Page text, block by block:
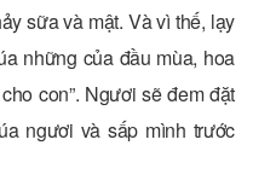
sữa và mật. Và vì thế, lạy
những của đầu mùa, hoa
con”. Ngươi sẽ đem đặt
ngươi và sấp mình trước